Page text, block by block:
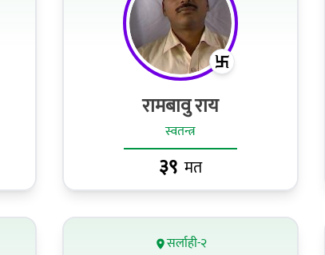
रामबावु राय
स्वतन्त्र
३९ मत
सर्लाही-२